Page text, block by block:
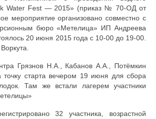
Water Fest — 2015» (приказ № 70-ОД от
мероприятие организовано совместно с
бюро «Метелица» ИП Андреева
20 июня 2015 года с 10-00 до 19-00.
Грязнов Н.А., Кабанов А.А., Потёмкин
старта вечером 19 июня для сбора
Там же встали лагерем участники
32 участника, возрастной